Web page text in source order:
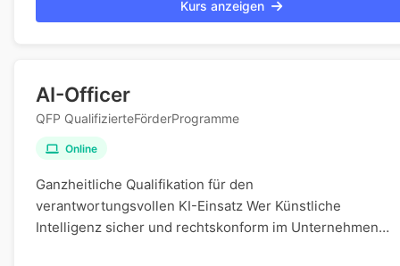
Kurs anzeigen
AI-Officer
QFP QualifizierteFörderProgramme
Online
Ganzheitliche Qualifikation für den
verantwortungsvollen KI-Einsatz Wer Künstliche
Intelligenz sicher und rechtskonform im Unternehmen